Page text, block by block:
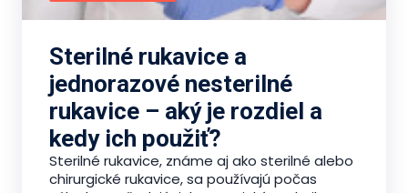
Sterilné rukavice a
jednorazové nesterilné
rukavice – aký je rozdiel a
kedy ich použiť?
Sterilné rukavice, známe aj ako sterilné alebo
chirurgické rukavice, sa používajú počas